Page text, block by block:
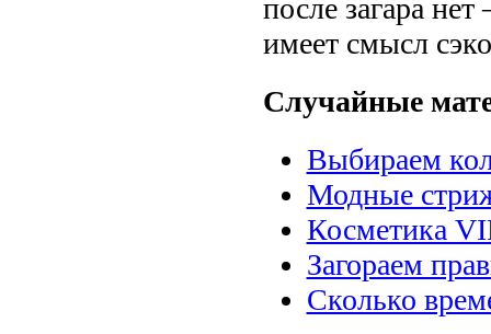
после загара
имеет смысл
Случайные
Выбираем
Модные
Косметика
Загораем
Сколько